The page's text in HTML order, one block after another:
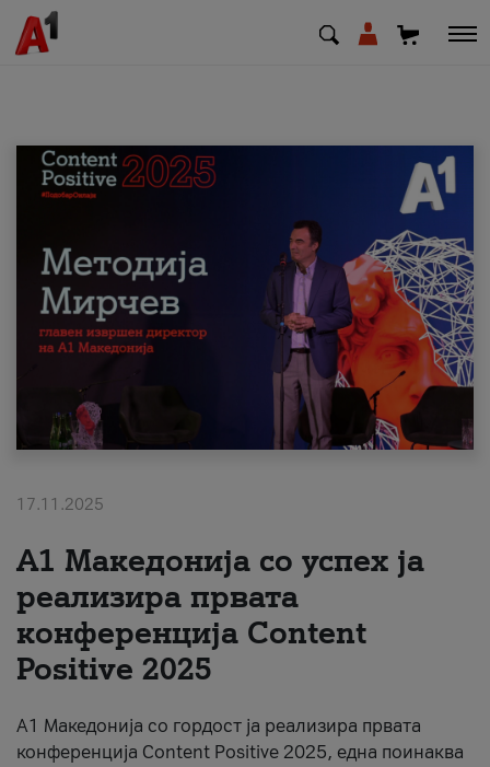
МК EN
Приватни Деловни
Поддршка
Надополни кредит
#ПодобарОнлајн
17.11.2025
А1 Македонија со успех ја
реализира првата
конференција Content
Positive 2025
А1 Македонија со гордост ја реализира првата
конференција Content Positive 2025, една поинаква